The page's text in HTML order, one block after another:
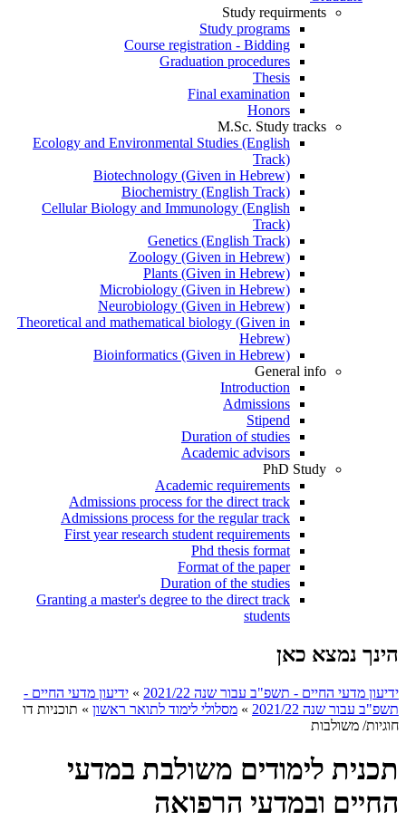
Study requirments
Study programs
Course registration - Bidding
Graduation procedures
Thesis
Final examination
Honors
M.Sc. Study tracks
Ecology and Environmental Studies (English
Track)
Biotechnology (Given in Hebrew)
Biochemistry (English Track)
Cellular Biology and Immunology (English
Track)
Genetics (English Track)
Zoology (Given in Hebrew)
Plants (Given in Hebrew)
Microbiology (Given in Hebrew)
Neurobiology (Given in Hebrew)
Theoretical and mathematical biology (Given in
Hebrew)
Bioinformatics (Given in Hebrew)
General info
Introduction
Admissions
Stipend
Duration of studies
Academic advisors
PhD Study
Academic requirements
Admissions process for the direct track
Admissions process for the regular track
First year research student requirements
Phd thesis format
Format of the paper
Duration of the studies
Granting a master's degree to the direct track
students
הינך נמצא כאן
ידיעון מדעי החיים - תשפ"ב עבור שנה 2021/22 » ידיעון מדעי החיים -
תשפ"ב עבור שנה 2021/22
» מסלולי לימוד לתואר ראשון » תוכניות דו
חוגיות/ משולבות
תכנית לימודים משולבת במדעי
החיים ובמדעי הרפואה